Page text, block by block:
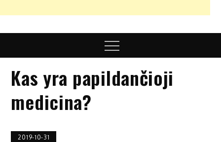
Menu
Kas yra papildančioji
medicina?
2019-10-31